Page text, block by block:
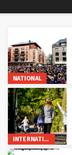
NATIONAL
INTERNATIONAL